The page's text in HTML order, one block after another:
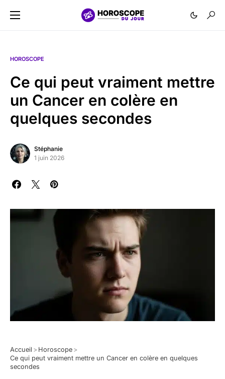
HOROSCOPE
Ce qui peut vraiment mettre
un Cancer en colère en
quelques secondes
Stéphanie
1 juin 2026
Accueil > Horoscope >
Ce qui peut vraiment mettre un Cancer en colère en quelques
secondes